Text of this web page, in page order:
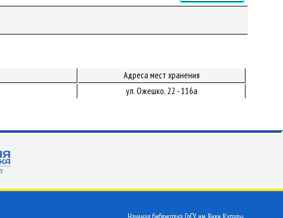
Адреса мест хранения
ул. Ожешко, 22 - 116а